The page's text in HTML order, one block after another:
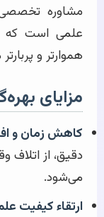
مشاوره
علمی است که
هموارتر و
مزایای
کاهش زمان و
دقیق، از اتلاف
می‌شود.
ارتقاء کیفیت